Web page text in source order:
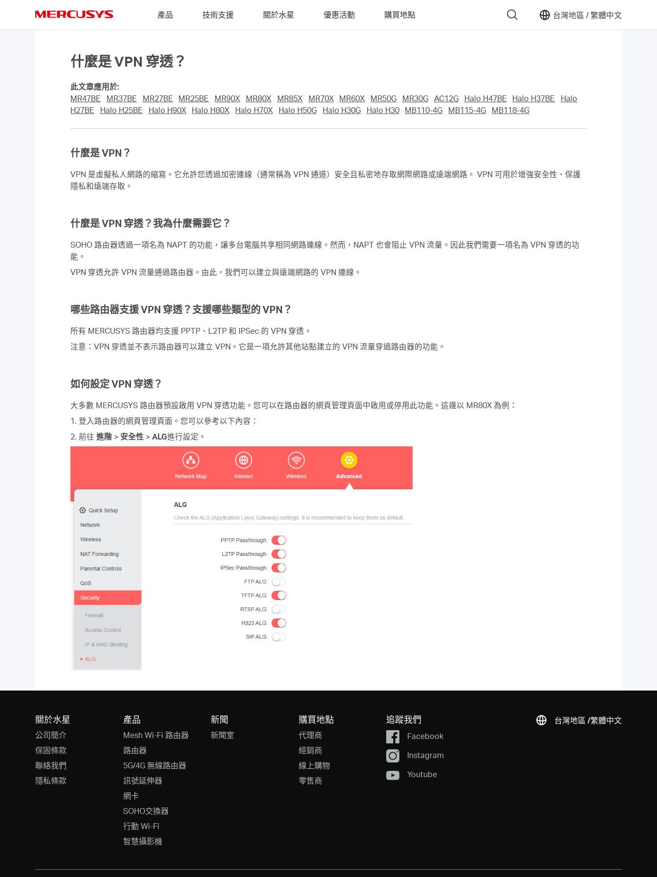
台灣地區 /繁體中文
產品 技術支援 關於水星 優惠活動 購買地點
什麼是 VPN 穿透？
此文章應用於:
MR47BE
MR37BE MR27BE MR25BE MR90X MR80X MR85X MR70X MR60X MR50G MR30G AC12G Halo H47BE Halo H37BE
Halo
H27BE
Halo H25BE Halo H90X Halo H80X Halo H70X Halo H50G Halo H30G Halo H30 MB110-4G MB115-4G MB118-4G
什麼是 VPN？
VPN 是虛擬私人網路的縮寫。它允許您透過加密連線（通常稱為 VPN 通道）安全且私密地存取網際網路或遠端網路。 VPN 可用於增強安全性、保護
隱私和遠端存取。
什麼是 VPN 穿透？我為什麼需要它？
SOHO 路由器透過一項名為 NAPT 的功能，讓多台電腦共享相同網路連線。然而，NAPT 也會阻止 VPN 流量。因此我們需要一項名為 VPN 穿透的功
能。
VPN 穿透允許 VPN 流量通過路由器。由此，我們可以建立與遠端網路的 VPN 連線。
哪些路由器支援 VPN 穿透？支援哪些類型的 VPN？
所有 MERCUSYS 路由器均支援 PPTP、L2TP 和 IPSec 的 VPN 穿透。
注意：VPN 穿透並不表示路由器可以建立 VPN。它是一項允許其他站點建立的 VPN 流量穿過路由器的功能。
如何設定 VPN 穿透？
大多數 MERCUSYS 路由器預設啟用 VPN 穿透功能。您可以在路由器的網頁管理頁面中啟用或停用此功能。這邊以 MR80X 為例：
1. 登入路由器的網頁管理頁面。您可以參考以下內容：
2. 前往 進階 > 安全性 > ALG進行設定。
關於水星
公司簡介
保固條款
聯絡我們
隱私條款
產品
Mesh Wi-Fi 路由器
路由器
5G/4G 無線路由器
訊號延伸器
網卡
SOHO交換器
行動 Wi-Fi
智慧攝影機
新聞
新聞室
購買地點
代理商
經銷商
線上購物
零售商
追蹤我們
Facebook
Instagram
Youtube
台灣地區 /繁體中文